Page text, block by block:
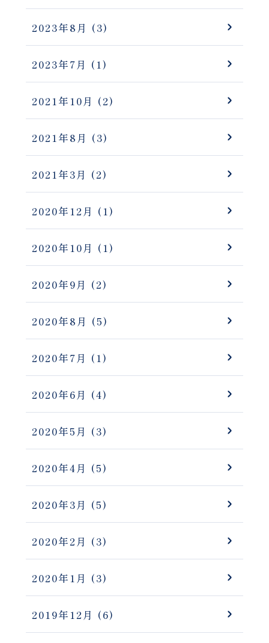
2023年8月 (3)
2023年7月 (1)
2021年10月 (2)
2021年8月 (3)
2021年3月 (2)
2020年12月 (1)
2020年10月 (1)
2020年9月 (2)
2020年8月 (5)
2020年7月 (1)
2020年6月 (4)
2020年5月 (3)
2020年4月 (5)
2020年3月 (5)
2020年2月 (3)
2020年1月 (3)
2019年12月 (6)